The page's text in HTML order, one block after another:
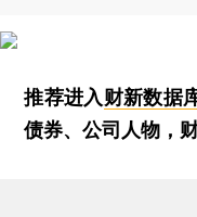
推荐进入财新数据
债券、公司人物，